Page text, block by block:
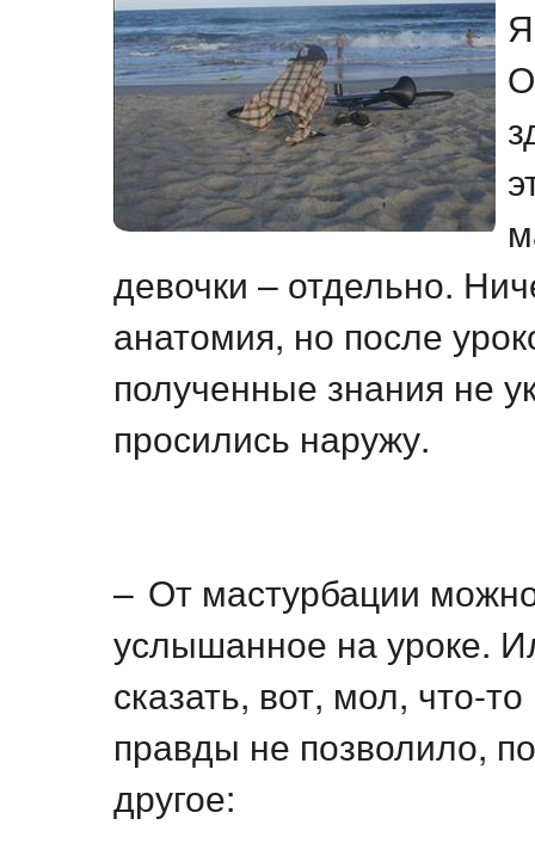
девочки – отдельно.
анатомия, но после
полученные знания не
просились наружу.
– От мастурбации
услышанное на уроке.
сказать, вот, мол, что-
правды не позволило,
другое: